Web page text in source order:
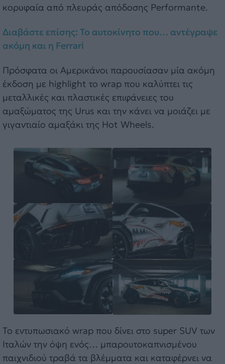
κορυφαία από πλευράς απόδοσης Performante.
Διαβάστε επίσης: Το αυτοκίνητο που… αντέγραψε
ακόμη και η Ferrari
Πρόσφατα οι Αμερικάνοι παρουσίασαν μία ακόμη
έκδοση με highlight το wrap που καλύπτει τις
μεταλλικές και πλαστικές επιφάνειες του
αμαξώματος της Urus και την κάνει να μοιάζει με
γιγαντιαίο αμαξάκι της Hot Wheels.
Το εντυπωσιακό wrap που δίνει στο super SUV των
Ιταλών την όψη ενός… μπαρουτοκαπνισμένου
παιχνιδιού τραβά τα βλέμματα και καταφέρνει να